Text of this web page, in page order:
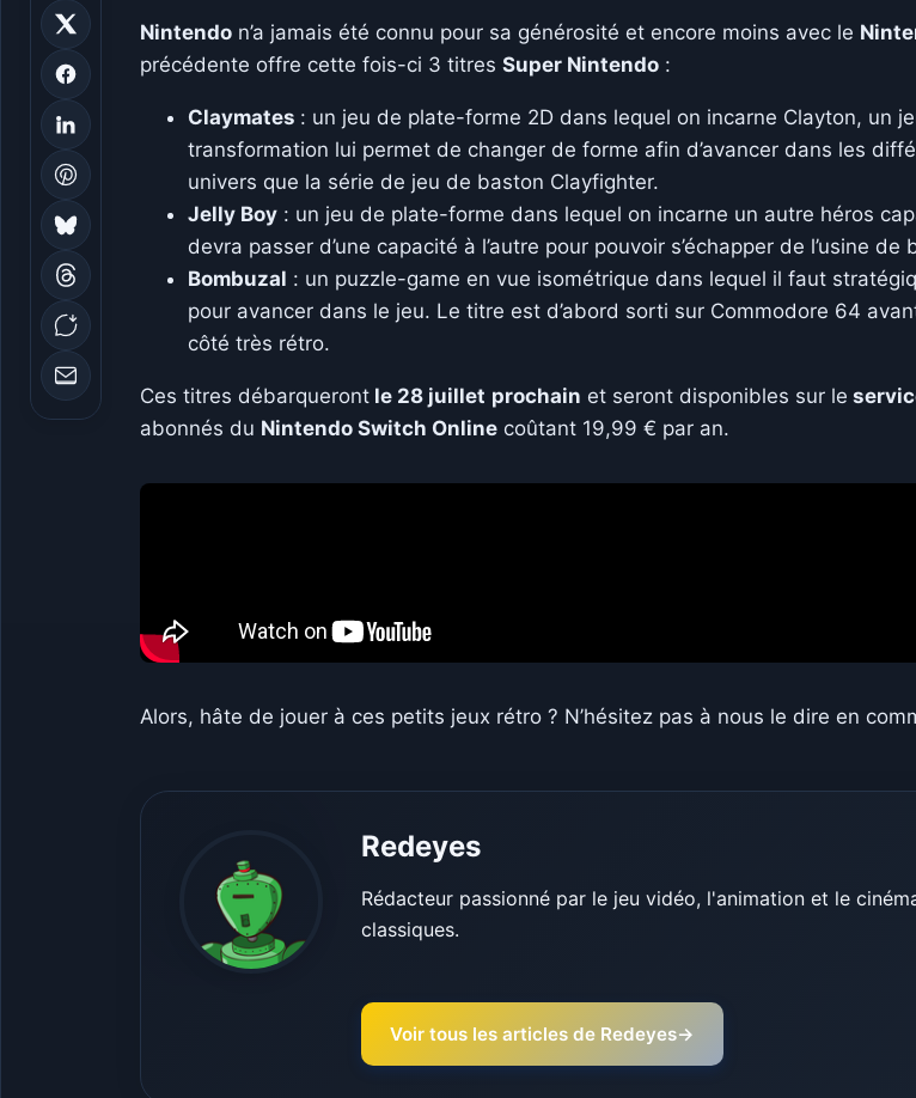
Nintendo n’a jamais été connu pour sa générosité et encore moins avec le
précédente offre cette fois-ci 3 titres Super Nintendo :
Claymates : un jeu de plate-forme 2D dans lequel on incarne Clayton, un
transformation lui permet de changer de forme afin d’avancer dans les
univers que la série de jeu de baston Clayfighter.
Jelly Boy : un jeu de plate-forme dans lequel on incarne un autre héros
devra passer d’une capacité à l’autre pour pouvoir s’échapper de l’usine
Bombuzal : un puzzle-game en vue isométrique dans lequel il faut
pour avancer dans le jeu. Le titre est d’abord sorti sur Commodore 64
côté très rétro.
Ces titres débarqueront le 28 juillet prochain et seront disponibles sur le
abonnés du Nintendo Switch Online coûtant 19,99 € par an.
Alors, hâte de jouer à ces petits jeux rétro ? N’hésitez pas à nous le dire en
Redeyes
Rédacteur passionné par le jeu vidéo, l'animation et le
classiques.
Voir tous les articles de Redeyes→